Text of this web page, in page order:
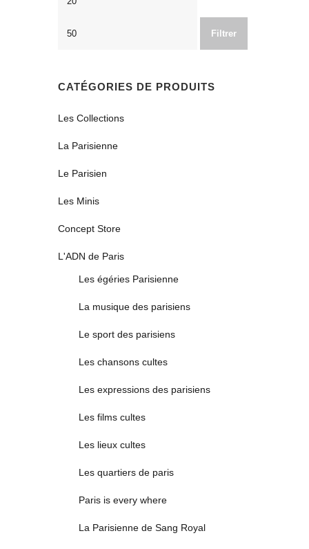
Filtrer
CATÉGORIES DE PRODUITS
Les Collections
La Parisienne
Le Parisien
Les Minis
Concept Store
L'ADN de Paris
Les égéries Parisienne
La musique des parisiens
Le sport des parisiens
Les chansons cultes
Les expressions des parisiens
Les films cultes
Les lieux cultes
Les quartiers de paris
Paris is every where
La Parisienne de Sang Royal